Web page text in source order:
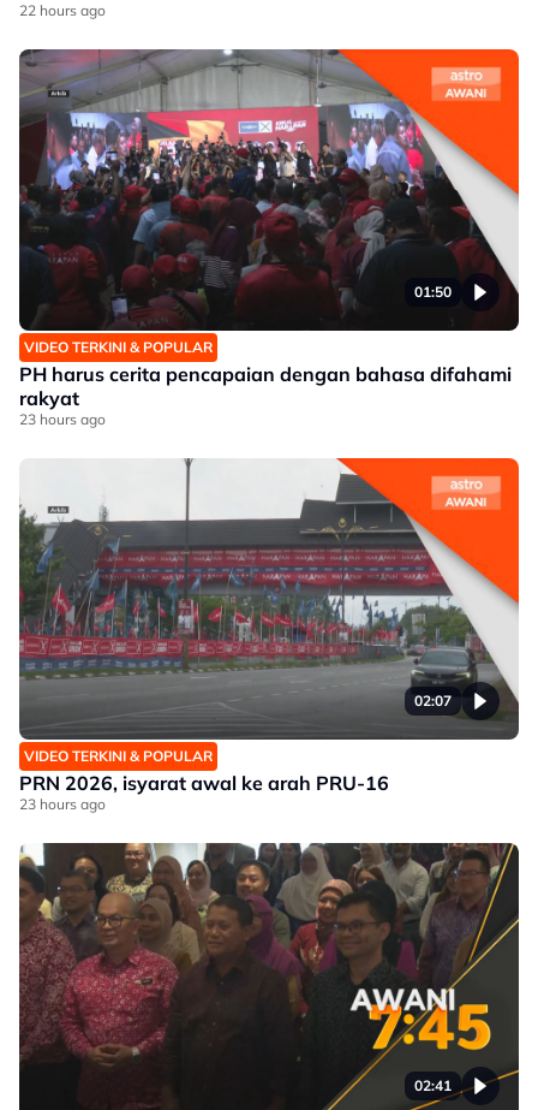
22 hours ago
01:50
VIDEO TERKINI & POPULAR
PH harus cerita pencapaian dengan bahasa difahami
rakyat
23 hours ago
02:07
VIDEO TERKINI & POPULAR
PRN 2026, isyarat awal ke arah PRU-16
23 hours ago
02:41